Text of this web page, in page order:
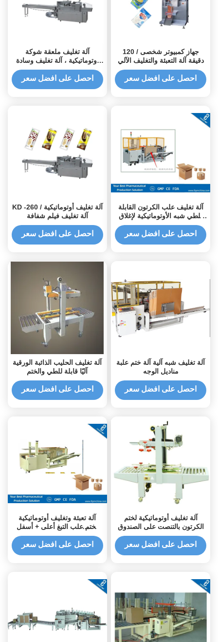
آلة تغليف ملعقة شوكة
أوتوماتيكية ، آلة تغليف وسادة
لأدوات المائدة
احصل على افضل سعر
120 جهاز كمبيوتر شخصى /
دقيقة آلة التعبئة والتغليف الآلي
احصل على افضل سعر
KD -260 آلة تغليف أوتوماتيكية /
آلة تغليف فيلم شفافة
احصل على افضل سعر
آلة تغليف علب الكرتون القابلة
للطي شبه الأوتوماتيكية لإغلاق
العلبة
احصل على افضل سعر
آلة تغليف الحليب الذائبة الورقية
آليًا قابلة للطي والختم
احصل على افضل سعر
آلة تغليف شبه آلية آلة ختم علبة
مناديل الوجه
احصل على افضل سعر
آلة تعبئة وتغليف أوتوماتيكية
لختم علب التبغ أعلى + أسفل
شريط لاصق
احصل على افضل سعر
آلة تغليف أوتوماتيكية لختم
الكرتون بالتنصت على الصندوق
احصل على افضل سعر